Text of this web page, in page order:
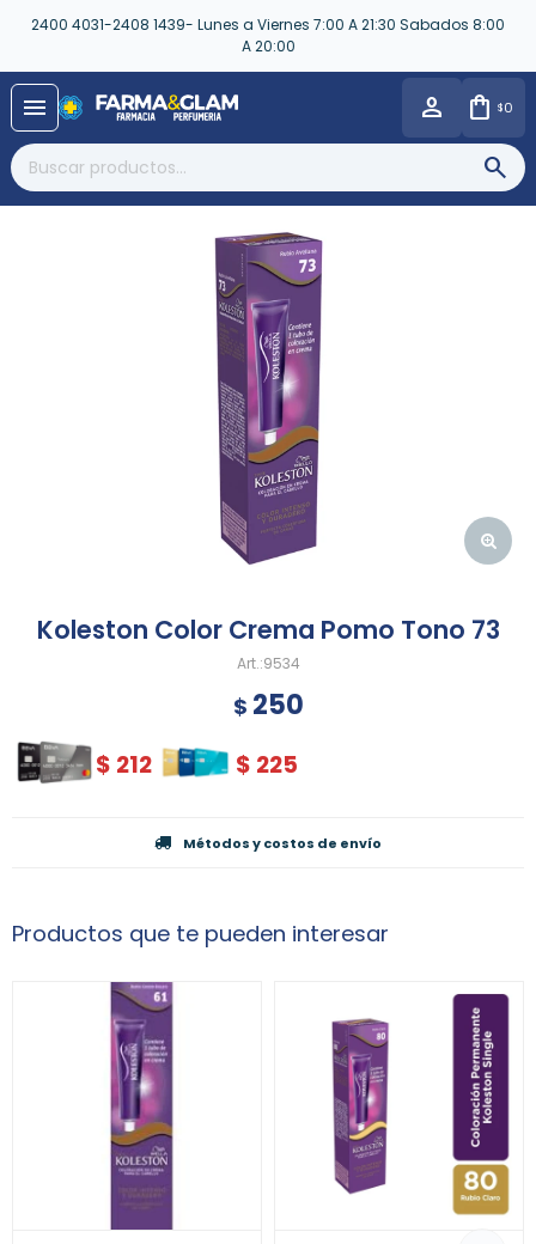
2400 4031-2408 1439- Lunes a Viernes 7:00 A 21:30 Sabados 8:00
A 20:00
menu $0
Koleston Color Crema Pomo Tono 73
9534
$ 250
$ 212 $ 225
Métodos y costos de envío
Productos que te pueden interesar